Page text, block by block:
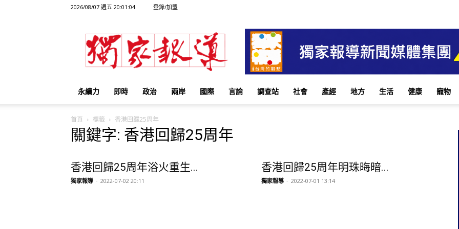
2026/08/07 週五 20:01:04 登錄/加盟
獨
家
報
永續力 即時 政治 兩岸 國際 言論 調查站 社會 產經 地方 生活 健康 寵物
首頁 標籤 香港回歸25周年
關鍵字: 香港回歸25周年
香港回歸25周年浴火重生...
獨家報導 - 2022-07-02 20:11
香港回歸25周年明珠晦暗...
獨家報導 - 2022-07-01 13:14